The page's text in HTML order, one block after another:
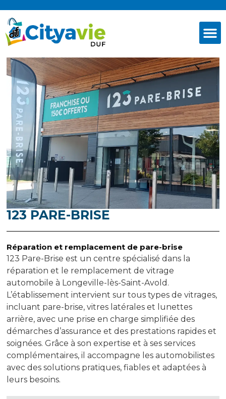
123 PARE-BRISE
Réparation et remplacement de pare-brise
123 Pare-Brise est un centre spécialisé dans la
réparation et le remplacement de vitrage
automobile à Longeville-lès-Saint-Avold.
L’établissement intervient sur tous types de vitrages,
incluant pare-brise, vitres latérales et lunettes
arrière, avec une prise en charge simplifiée des
démarches d’assurance et des prestations rapides et
soignées. Grâce à son expertise et à ses services
complémentaires, il accompagne les automobilistes
avec des solutions pratiques, fiables et adaptées à
leurs besoins.